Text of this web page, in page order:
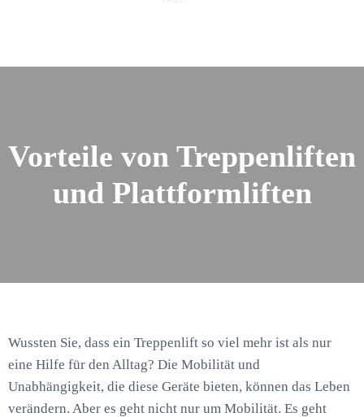
Vorteile von Treppenliften
und Plattformliften
Wussten Sie, dass ein Treppenlift so viel mehr ist als nur
eine Hilfe für den Alltag? Die Mobilität und
Unabhängigkeit, die diese Geräte bieten, können das Leben
verändern. Aber es geht nicht nur um Mobilität. Es geht